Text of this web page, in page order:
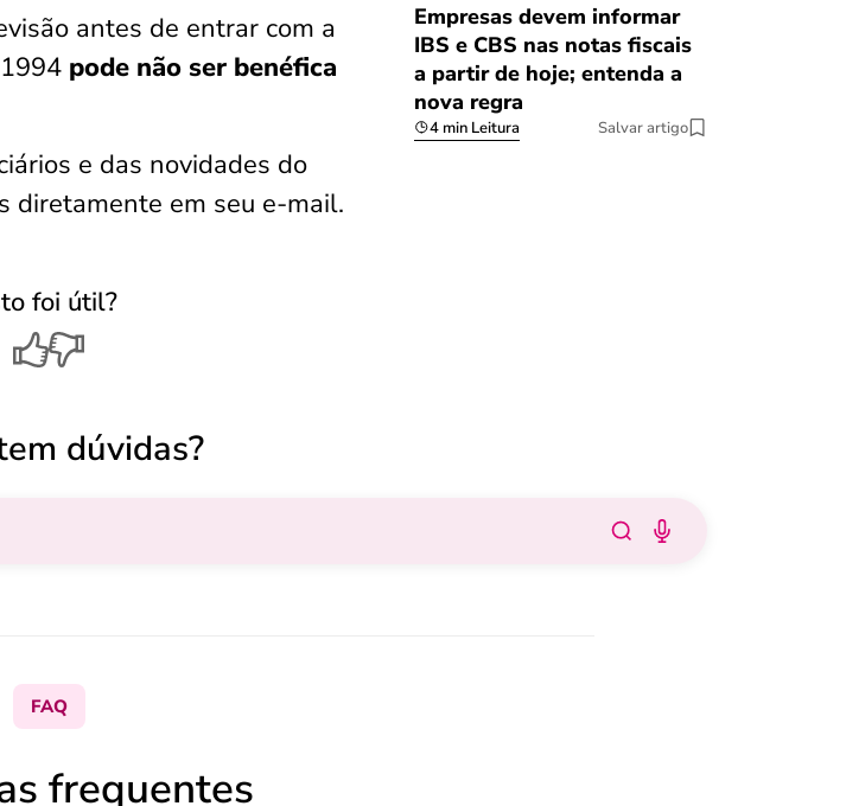
antes de entrar com a
pode não ser benéfica
e das novidades do
diretamente em seu e-mail.
foi útil?
dúvidas?
FAQ
frequentes
Empresas devem informar
IBS e CBS nas notas fiscais
a partir de hoje; entenda a
nova regra
4 min Leitura Salvar artigo